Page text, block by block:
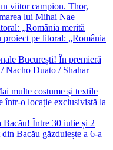
viitor campion. Thor,
lui Mihai Nae
„România merită
pe litoral: „România
București! În premieră
Nacho Duato / Shahar
multe costume și textile
într-o locație exclusivistă la
Bacău! Între 30 iulie și 2
Bacău găzduiește a 6-a